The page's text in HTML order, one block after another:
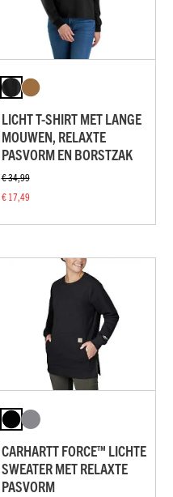
LICHT T-SHIRT MET LANGE
MOUWEN, RELAXTE
PASVORM EN BORSTZAK
€ 34,99
€ 17,49
CARHARTT FORCE™ LICHTE
SWEATER MET RELAXTE
PASVORM